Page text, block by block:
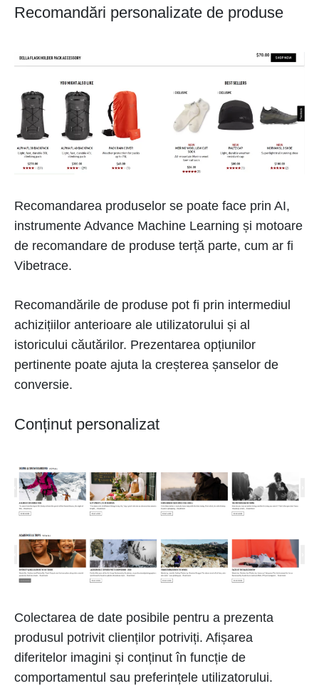
Recomandări personalizate de produse
Recomandarea produselor se poate face prin AI,
instrumente Advance Machine Learning și motoare
de recomandare de produse terță parte, cum ar fi
Vibetrace.
Recomandările de produse pot fi prin intermediul
achizițiilor anterioare ale utilizatorului și al
istoricului căutărilor. Prezentarea opțiunilor
pertinente poate ajuta la creșterea șanselor de
conversie.
Conținut personalizat
Colectarea de date posibile pentru a prezenta
produsul potrivit clienților potriviți. Afișarea
diferitelor imagini și conținut în funcție de
comportamentul sau preferințele utilizatorului.